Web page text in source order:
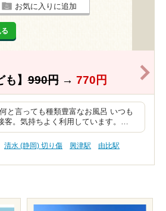
お気に入りに追加
も】990円→ 770円
と言っても種類豊富なお風呂 いつも
客。気持ちよく利用しています。…
清水 (静岡) 切り傷 興津駅
由比駅